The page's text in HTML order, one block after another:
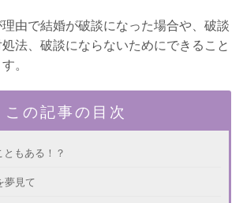
由で結婚が破談になった場合や、破談
法、破談にならないためにできること
。
この記事の目次
もある！？
夢見て